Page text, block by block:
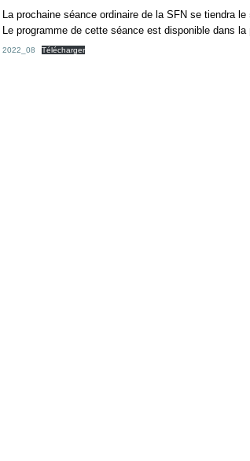
La prochaine séance ordinaire de la SFN se tiendra le
Le programme de cette séance est disponible dans la
2022_08 Télécharger